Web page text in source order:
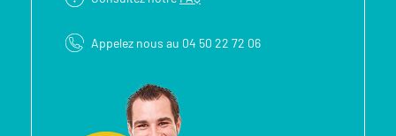
Appelez nous au 04 50 22 72 06